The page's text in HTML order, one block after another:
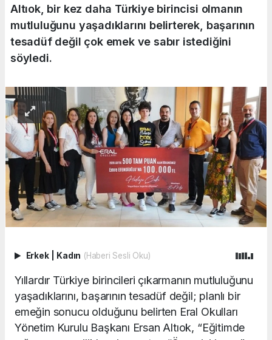
Altıok, bir kez daha Türkiye birincisi olmanın
mutluluğunu yaşadıklarını belirterek, başarının
tesadüf değil çok emek ve sabır istediğini
söyledi.
Erkek Kadın (Haberi Sesli Oku)
Yıllardır Türkiye birincileri çıkarmanın mutluluğunu
yaşadıklarını, başarının tesadüf değil; planlı bir
emeğin sonucu olduğunu belirten Eral Okulları
Yönetim Kurulu Başkanı Ersan Altıok, “Eğitimde